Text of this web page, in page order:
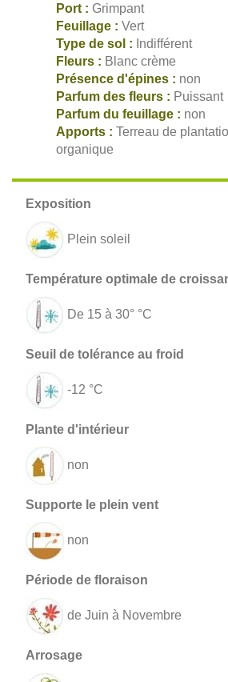
Port : Grimpant
Feuillage : Vert
Type de sol : Indifférent
Fleurs : Blanc crème
Présence d'épines : non
Parfum des fleurs : Puissant
Parfum du feuillage : non
Apports : Terreau de
organique
Plein soleil
De 15 à 30° °C
-12 °C
non
non
de Juin à Novembre